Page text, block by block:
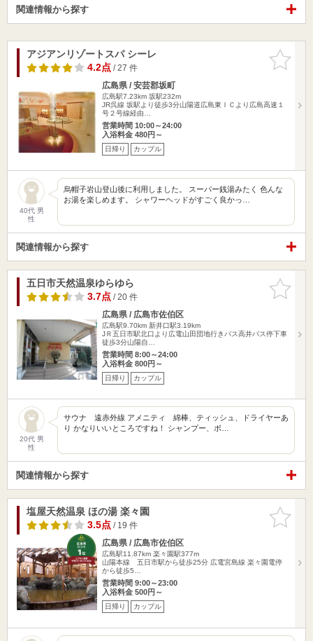
関連情報から探す
お気に入
りに追加
アジアンリゾートスパ シーレ
4.2点/ 27 件
広島県 / 安芸郡坂町
広島駅7.23km 坂駅232m
JR呉線 坂駅より徒歩3分山陽道広島東ＩＣより広島高速１
号２号線経由…
営業時間 10:00～24:00
入浴料金 480円～
日帰り カップル
40代 男
性
烏帽子岩山登山後に利用しました。 スーパー銭湯みたく 色んな
お湯を楽しめます。 シャワーヘッドがすごく良かっ…
関連情報から探す
お気に入
りに追加
五日市天然温泉ゆらゆら
3.7点/ 20 件
広島県 / 広島市佐伯区
広島駅9.70km 新井口駅3.19km
JＲ五日市駅北口より広電山田団地行きバス高井バス停下車
徒歩3分山陽自…
営業時間 8:00～24:00
入浴料金 800円～
日帰り カップル
20代 男
性
サウナ 遠赤外線 アメニティ 綿棒、ティッシュ、ドライヤーあ
り かなりいいところですね！ シャンプー、ボ…
関連情報から探す
お気に入
りに追加
塩屋天然温泉 ほの湯 楽々園
3.5点/ 19 件
広島県 / 広島市佐伯区
広島駅11.87km 楽々園駅377m
山陽本線 五日市駅から徒歩25分 広電宮島線 楽々園電停
から徒歩5…
営業時間 9:00～23:00
入浴料金 500円～
日帰り カップル